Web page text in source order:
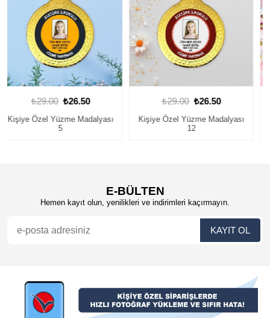
₺29.00 ₺26.50
Kişiye Özel Yüzme Madalyası
₺29.00 ₺26.50
Kişiye Özel Yüzme Madalyası
E-BÜLTEN
Hemen kayıt olun, yenilikleri ve indirimleri kaçırmayın.